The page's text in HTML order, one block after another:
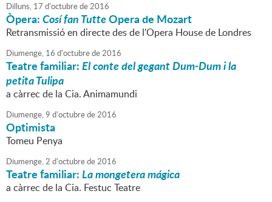
Dilluns, 17 d'octubrede2016
Òpera:Cosí fan TutteOpera de Mozart
Retransmissió en directe des de l'Opera House de Londres
Diumenge, 16 d'octubrede2016
Teatre familiar:El conte del gegant Dum-Dum i la
petita Tulipa
a càrrec de la Cia. Animamundi
Diumenge,9 d'octubrede2016
Optimista
Tomeu Penya
Diumenge,2 d'octubrede2016
Teatre familiar:La mongetera mágica
a càrrec de la Cia. Festuc Teatre